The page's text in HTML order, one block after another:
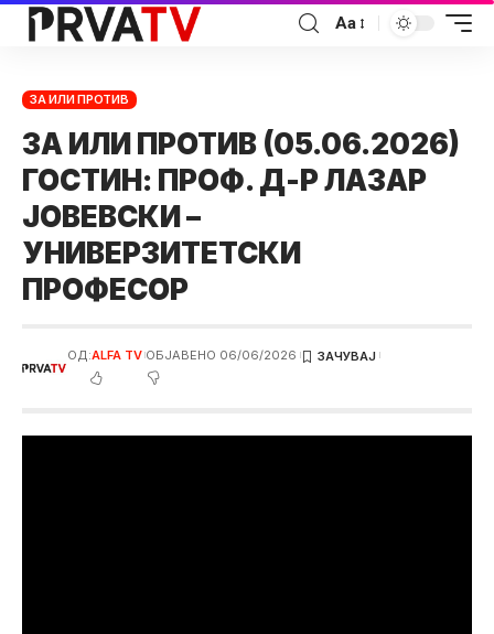
Аа
ЗА ИЛИ ПРОТИВ
ЗА ИЛИ ПРОТИВ (05.06.2026)
ГОСТИН: ПРОФ. Д-Р ЛАЗАР
ЈОВЕВСКИ –
УНИВЕРЗИТЕТСКИ
ПРОФЕСОР
ОД:ALFA TV ОБЈАВЕНО 06/06/2026